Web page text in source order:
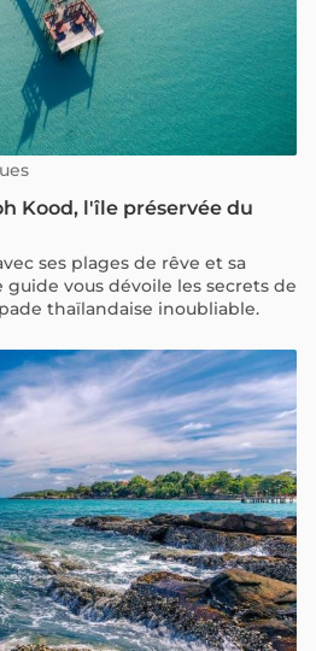
Kood, l'île préservée du
ses plages de rêve et sa
vous dévoile les secrets de
thaïlandaise inoubliable.